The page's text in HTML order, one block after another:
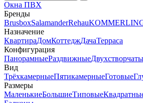
Окна ПВХ
Бренды
BrusboxSalamanderRehau
Назначение
КвартираДомКоттеджДачаТерраса
Конфигурация
ПанорамныеРаздвижные
Вид
ТрёхкамерныеПятикамерныеГотовые
Размеры
МаленькиеБольшиеТиповые